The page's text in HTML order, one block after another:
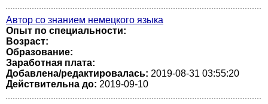
Автор со знанием немецкого языка
Опыт по специальности:
Возраст:
Образование:
Заработная плата:
Добавлена/редактировалась: 2019-08-31 03:55:20
Действительна до: 2019-09-10